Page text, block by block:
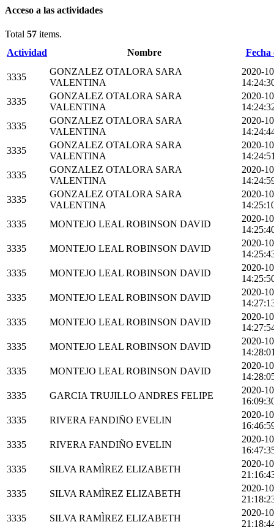
Acceso a las actividades
Total 57 items.
Actividad
Nombre Fecha
3335
GONZALEZ OTALORA SARA
VALENTINA
2020-
3335
GONZALEZ OTALORA SARA
VALENTINA
2020-
3335
GONZALEZ OTALORA SARA
VALENTINA
2020-
3335
GONZALEZ OTALORA SARA
VALENTINA
2020-
3335
GONZALEZ OTALORA SARA
VALENTINA
2020-
3335
GONZALEZ OTALORA SARA
VALENTINA
2020-
3335
MONTEJO LEAL ROBINSON DAVID
2020-
3335
MONTEJO LEAL ROBINSON DAVID
2020-
3335
MONTEJO LEAL ROBINSON DAVID
2020-
3335
MONTEJO LEAL ROBINSON DAVID
2020-
3335
MONTEJO LEAL ROBINSON DAVID
2020-
3335
MONTEJO LEAL ROBINSON DAVID
2020-
3335
MONTEJO LEAL ROBINSON DAVID
2020-
3335
GARCIA TRUJILLO ANDRES FELIPE
2020-
3335
RIVERA FANDIÑO EVELIN
2020-
3335
RIVERA FANDIÑO EVELIN
2020-
3335
SILVA RAMÌREZ ELIZABETH
2020-
3335
SILVA RAMÌREZ ELIZABETH
2020-
3335
SILVA RAMÌREZ ELIZABETH
2020-